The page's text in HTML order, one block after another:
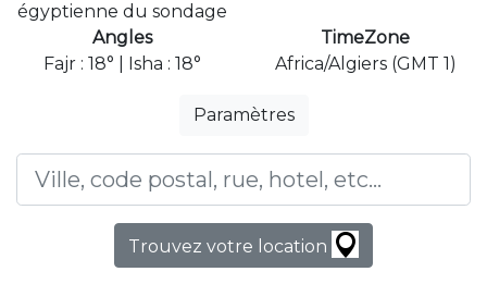
égyptienne du sondage
Angles
Fajr : 18° | Isha : 18°
TimeZone
Africa/Algiers (GMT 1)
Paramètres
Trouvez votre location